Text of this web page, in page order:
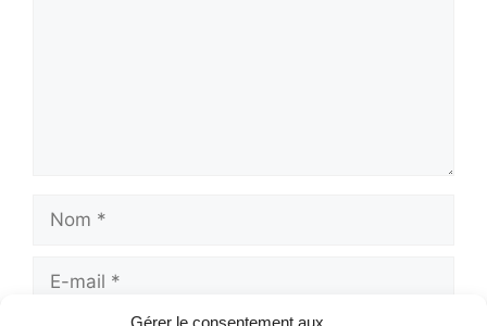
Gérer le consentement aux
Nom